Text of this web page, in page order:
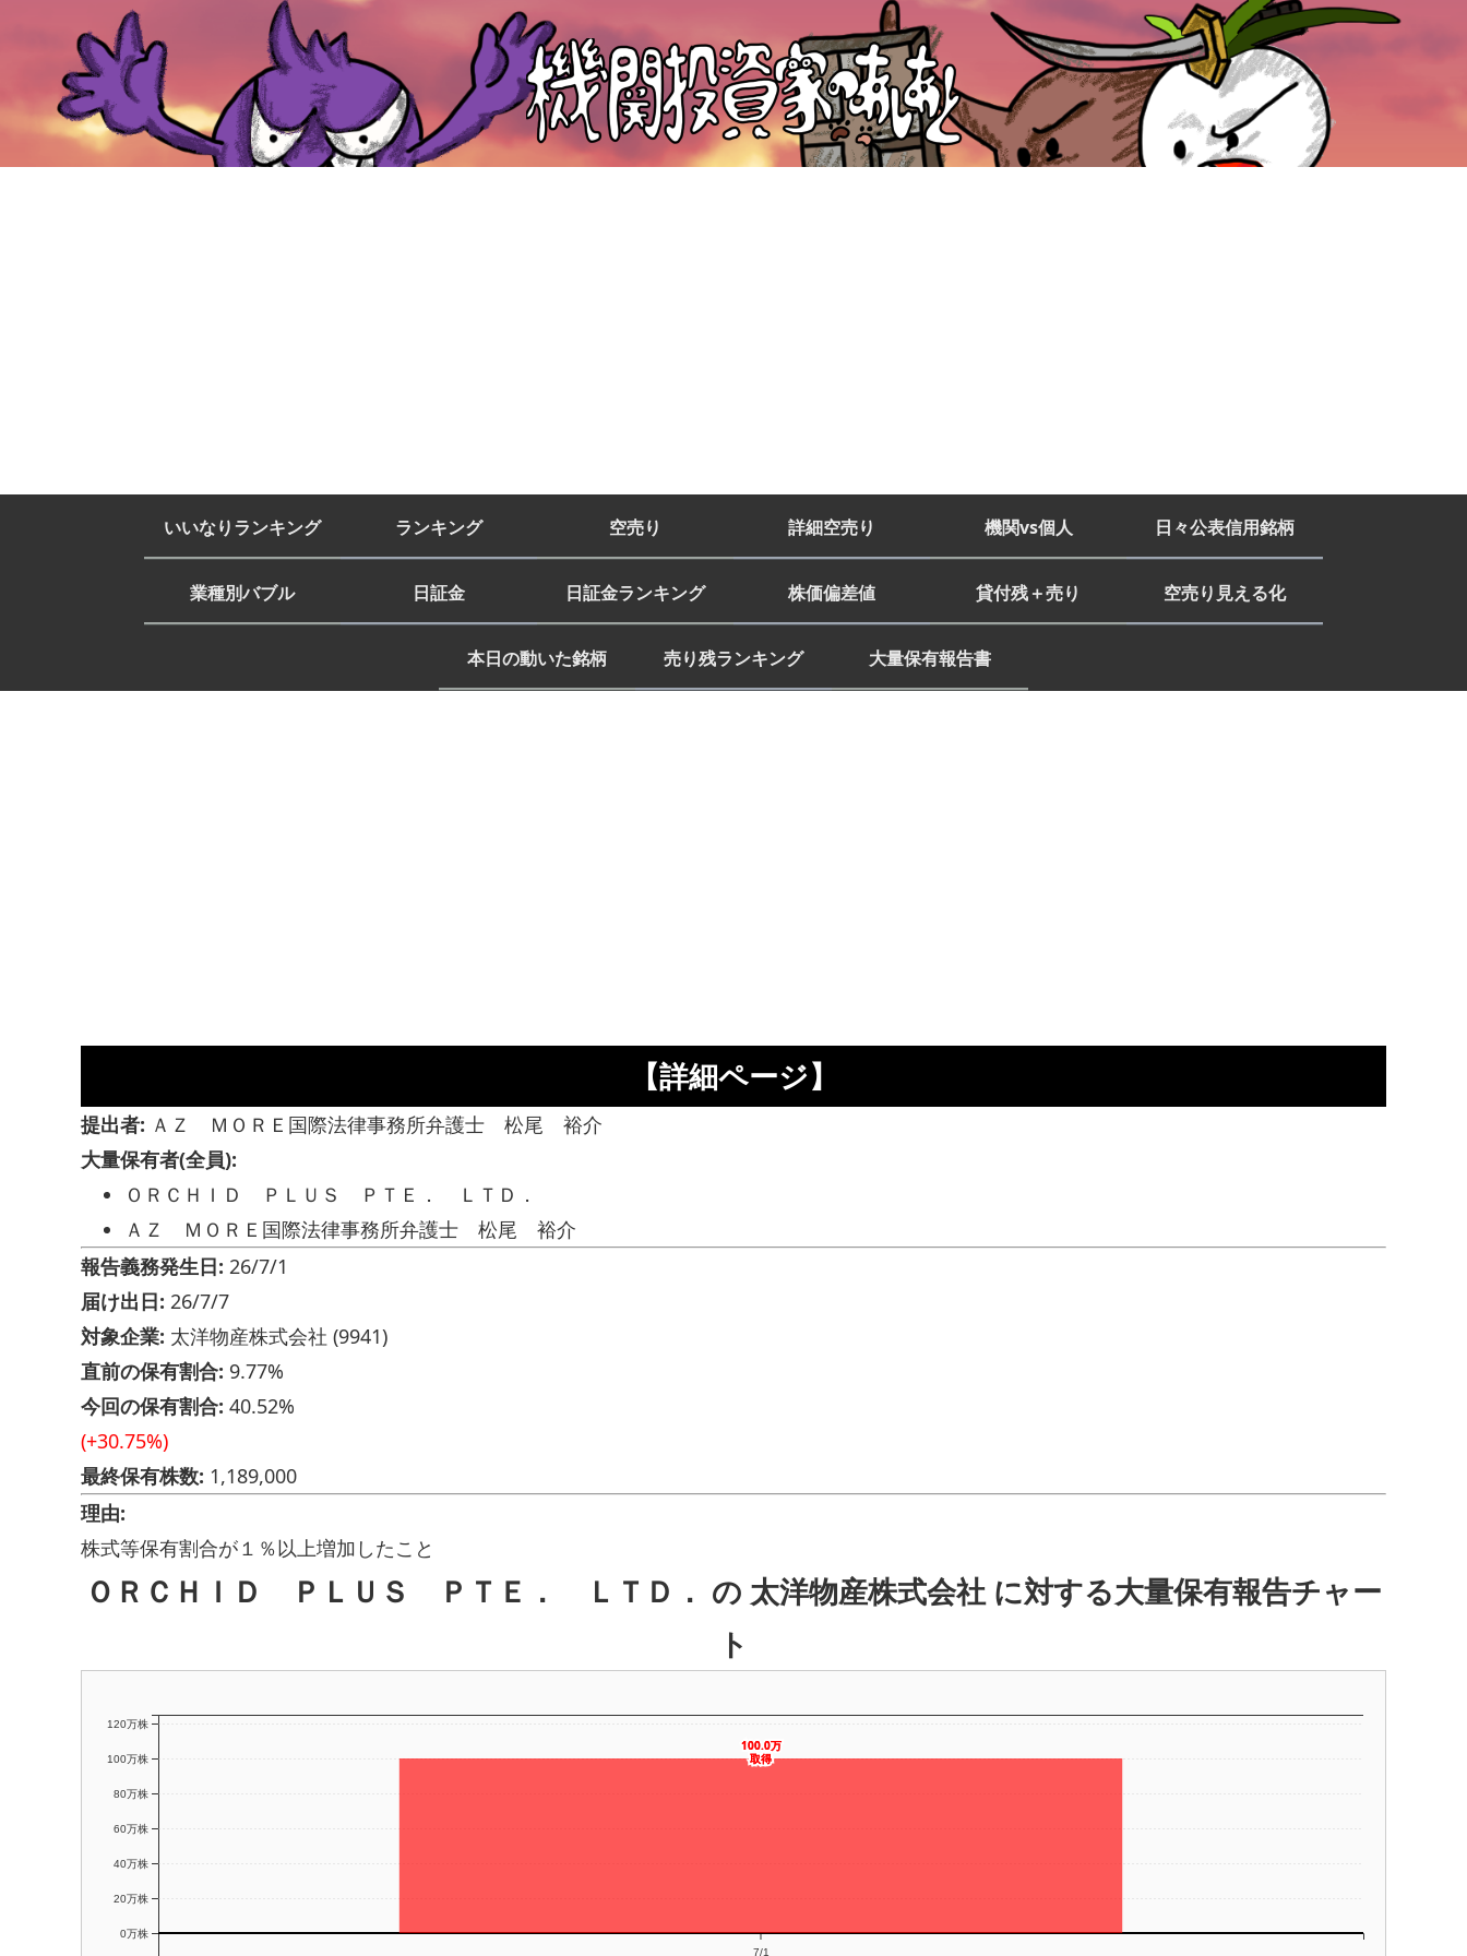
いいなりランキング ランキング 空売り 詳細空売り 機関vs個人 日々公表信用銘柄
業種別バブル 日証金 日証金ランキング 株価偏差値 貸付残＋売り 空売り見える化
本日の動いた銘柄 売り残ランキング 大量保有報告書
【詳細ページ】
提出者: ＡＺ ＭＯＲＥ国際法律事務所弁護士 松尾 裕介
大量保有者(全員):
ＯＲＣＨＩＤ ＰＬＵＳ ＰＴＥ． ＬＴＤ．
ＡＺ ＭＯＲＥ国際法律事務所弁護士 松尾 裕介
報告義務発生日: 26/7/1
届け出日: 26/7/7
対象企業: 太洋物産株式会社 (9941)
直前の保有割合: 9.77%
今回の保有割合: 40.52%
(+30.75%)
最終保有株数: 1,189,000
理由:
株式等保有割合が１％以上増加したこと
ＯＲＣＨＩＤ ＰＬＵＳ ＰＴＥ． ＬＴＤ． の 太洋物産株式会社 に対する大量保有報告チャー
ト
7/1
0万株
20万株
40万株
60万株
80万株
100万株
120万株
100.0万
取得
100.0万
取得